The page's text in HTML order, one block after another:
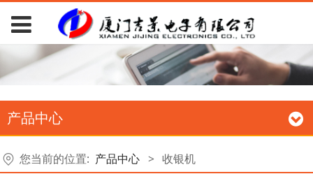
产品中心
您当前的位置: 产品中心 > 收银机